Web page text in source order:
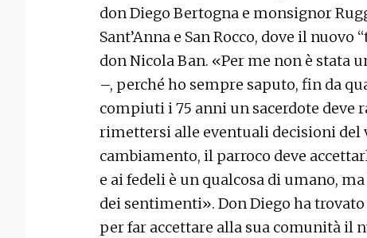
don Diego Bertogna e monsignor
Sant’Anna e San Rocco, dove il
don Nicola Ban. «Per me non è stata
–, perché ho sempre saputo, fin da
compiuti i 75 anni un sacerdote deve
rimettersi alle eventuali decisioni del
cambiamento, il parroco deve
e ai fedeli è un qualcosa di umano,
dei sentimenti». Don Diego ha
per far accettare alla sua comunità il